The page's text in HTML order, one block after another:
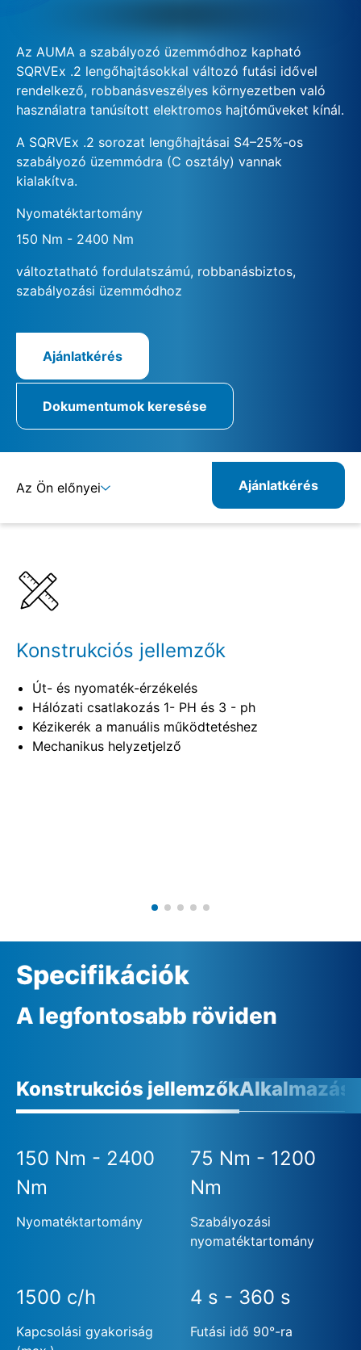
Az AUMA a szabályozó üzemmódhoz kapható
SQRVEx .2 lengőhajtásokkal változó futási idővel
rendelkező, robbanásveszélyes környezetben való
használatra tanúsított elektromos hajtóműveket kínál.
A SQRVEx .2 sorozat lengőhajtásai S4–25%-os
szabályozó üzemmódra (C osztály) vannak
kialakítva.
Nyomatéktartomány
150 Nm - 2400 Nm
változtatható fordulatszámú, robbanásbiztos,
szabályozási üzemmódhoz
Ajánlatkérés
Dokumentumok keresése
Az Ön előnyei
Rokon termékek
Ajánlatkérés
Konstrukciós jellemzők
Út- és nyomaték-érzékelés
Hálózati csatlakozás 1- PH és 3 - ph
Kézikerék a manuális működtetéshez
Mechanikus helyzetjelző
Specifikációk
A legfontosabb röviden
Konstrukciós jellemzők
150 Nm - 2400
Nm
Nyomatéktartomány
75 Nm - 1200
Nm
Szabályozási
nyomatéktartomány
1500 c/h
Kapcsolási gyakoriság
4 s - 360 s
Futási idő 90°-ra